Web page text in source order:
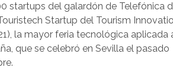
startups del galardón de Telefónica
Startup del Tourism
la mayor feria tecnológica aplicada
que se celebró en Sevilla el pasado